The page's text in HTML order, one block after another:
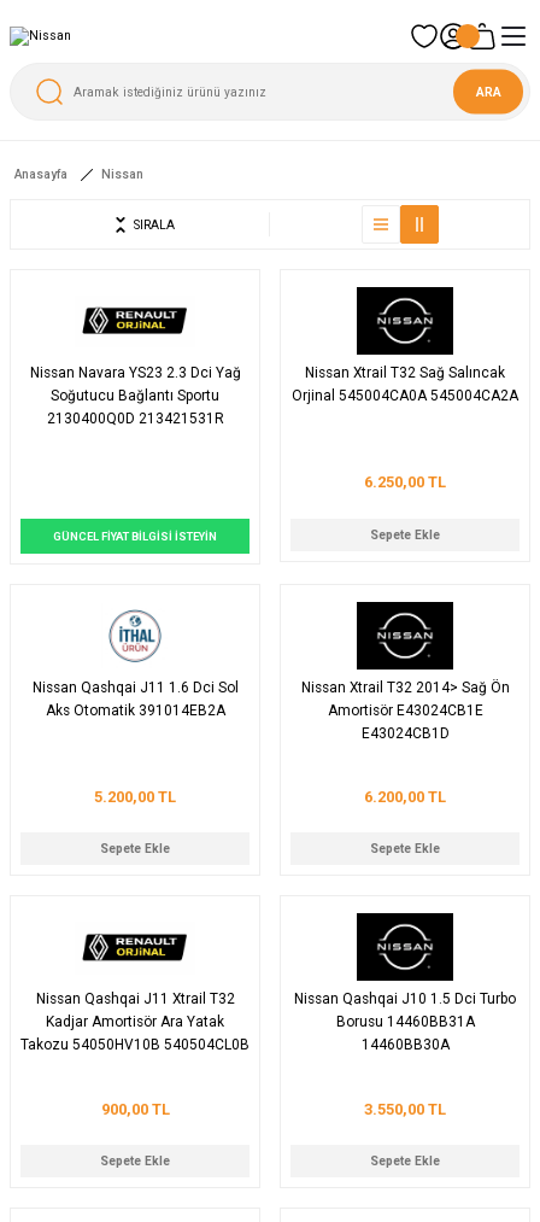
ARA
Anasayfa Nissan
SIRALA
Nissan Navara YS23 2.3 Dci Yağ
Soğutucu Bağlantı Sportu
2130400Q0D 213421531R
GÜNCEL FİYAT BİLGİSİ İSTEYİN
Nissan Xtrail T32 Sağ Salıncak
Orjinal 545004CA0A 545004CA2A
6.250,00 TL
Sepete Ekle
Nissan Qashqai J11 1.6 Dci Sol
Aks Otomatik 391014EB2A
5.200,00 TL
Sepete Ekle
Nissan Xtrail T32 2014> Sağ Ön
Amortisör E43024CB1E
E43024CB1D
6.200,00 TL
Sepete Ekle
Nissan Qashqai J11 Xtrail T32
Kadjar Amortisör Ara Yatak
Takozu 54050HV10B 540504CL0B
900,00 TL
Sepete Ekle
Nissan Qashqai J10 1.5 Dci Turbo
Borusu 14460BB31A
14460BB30A
3.550,00 TL
Sepete Ekle